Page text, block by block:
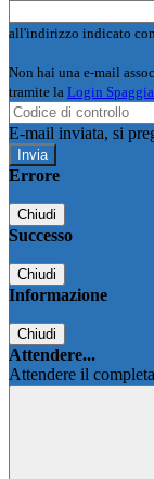
all'indirizzo indicato
Non hai una e-mail
tramite la Login
E-mail inviata, si
Errore
Chiudi
Successo
Chiudi
Informazione
Chiudi
Attendere...
Attendere il